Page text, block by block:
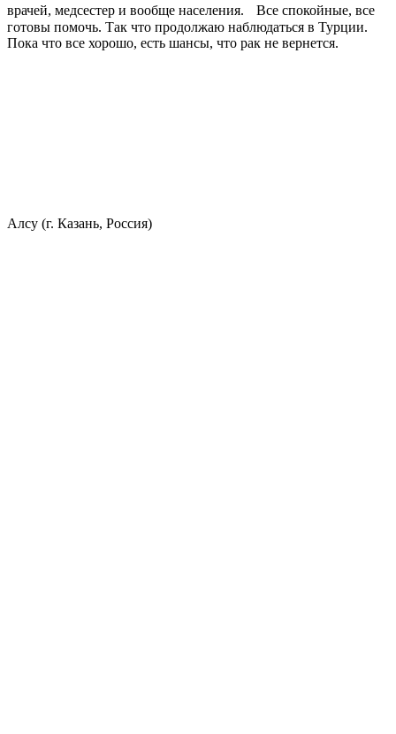
врачей, медсестер и вообще населения. Все спокойные, все
готовы помочь. Так что продолжаю наблюдаться в Турции.
Пока что все хорошо, есть шансы, что рак не вернется.
Алсу (г. Казань, Россия)